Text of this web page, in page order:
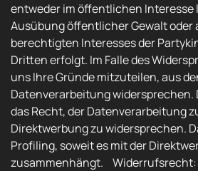
entweder im öffentlichen Interesse
Ausübung öffentlicher Gewalt oder
berechtigten Interesses der
Dritten erfolgt. Im Falle des
uns Ihre Gründe mitzuteilen, aus
Datenverarbeitung widersprechen.
das Recht, der Datenverarbeitung
Direktwerbung zu widersprechen.
Profiling, soweit es mit der
zusammenhängt. Widerrufsrecht: